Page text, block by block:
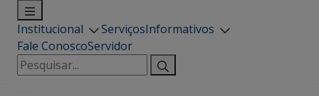
Institucional ServiçosInformativos
Fale ConoscoServidor
Pesquisar
por: